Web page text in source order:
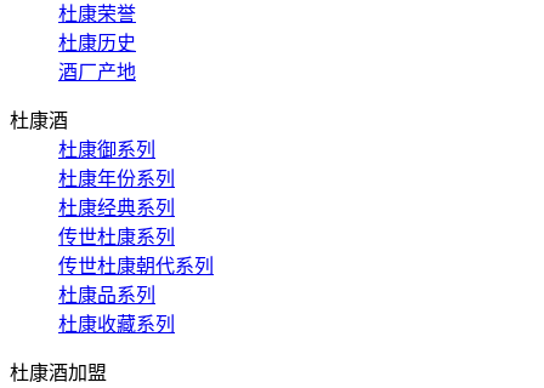
杜康荣誉
杜康历史
酒厂产地
杜康酒
杜康御系列
杜康年份系列
杜康经典系列
传世杜康系列
传世杜康朝代系列
杜康品系列
杜康收藏系列
杜康酒加盟